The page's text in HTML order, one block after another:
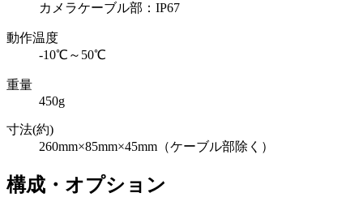
カメラケーブル部：IP67
動作温度
-10℃～50℃
重量
450g
寸法(約)
260mm×85mm×45mm（ケーブル部除く）
構成・オプション